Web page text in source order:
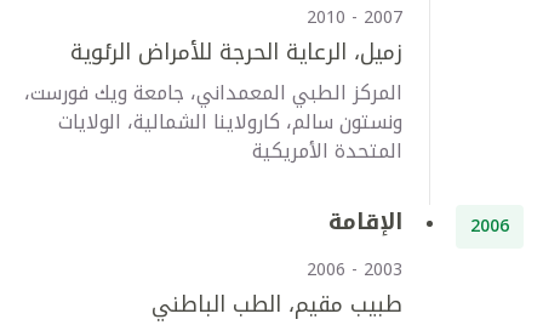
2007 - 2010
زميل، الرعاية الحرجة للأمراض الرئوية
المركز الطبي المعمداني، جامعة ويك فورست،
ونستون سالم، كارولاينا الشمالية، الولايات
المتحدة الأمريكية
2006 الإقامة
2003 - 2006
طبيب مقيم، الطب الباطني